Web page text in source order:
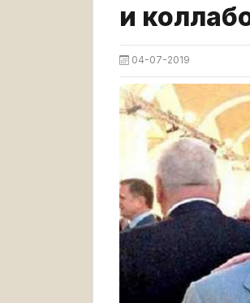
и
04-07-2019